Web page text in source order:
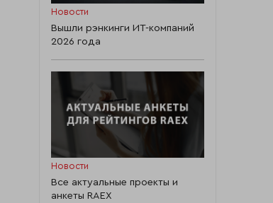
Новости
Вышли рэнкинги ИТ-компаний
2026 года
Новости
Все актуальные проекты и
анкеты RAEX